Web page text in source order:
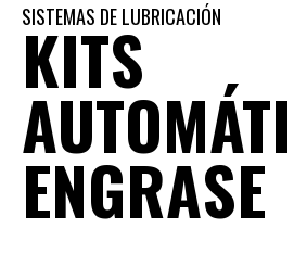
SISTEMAS DE LUBRICACIÓN
KITS
ENGRASE